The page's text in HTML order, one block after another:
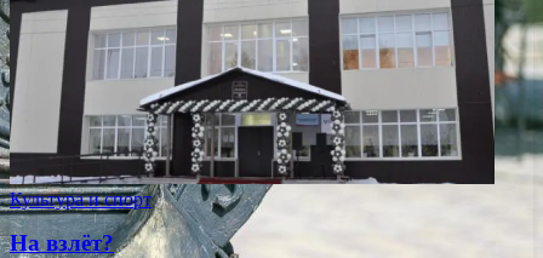
Культура и спорт
На взлёт?